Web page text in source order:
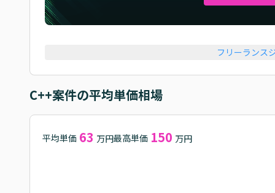
フリーランス
C++案件の平均単価相場
平均単価 63 万円最高単価 150 万円